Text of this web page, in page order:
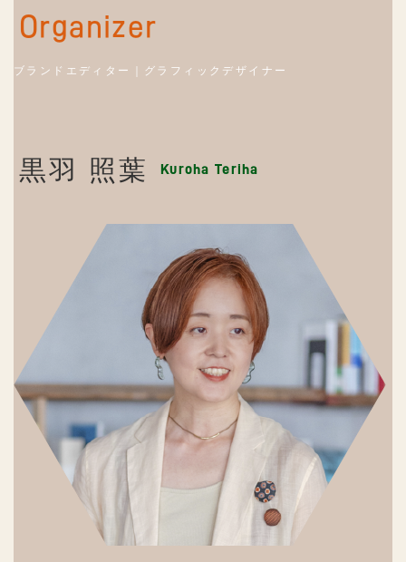
Organizer
ブランドエディター｜グラフィックデザイナー
黒羽 照葉 Kuroha Teriha